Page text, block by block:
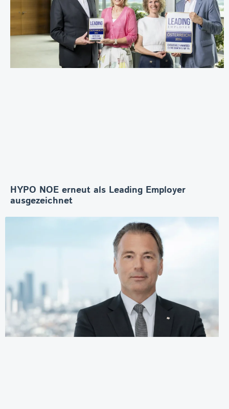
HYPO NOE erneut als Leading Employer
ausgezeichnet